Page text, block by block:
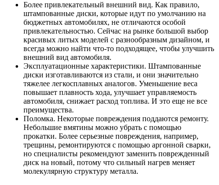
Более привлекательный внешний вид. Как правило,
штампованные диски, которые идут по умолчанию на
бюджетных автомобилях, не отличаются особой
привлекательностью. Сейчас на рынке большой выбор
красивых литых моделей с разнообразным дизайном, и
всегда можно найти что-то подходящее, чтобы улучшить
внешний вид автомобиля.
Эксплуатационные характеристики. Штампованные
диски изготавливаются из стали, и они значительно
тяжелее легкосплавных аналогов. Уменьшение веса
повышает плавность хода, улучшает управляемость
автомобиля, снижает расход топлива. И это еще не все
преимущества.
Поломка. Некоторые повреждения поддаются ремонту.
Небольшие вмятины можно убрать с помощью
прокатки. Более серьезные повреждения, например,
трещины, ремонтируются с помощью аргонной сварки,
но специалисты рекомендуют заменить поврежденный
диск на новый, потому что сильный нагрев меняет
молекулярную структуру металла.